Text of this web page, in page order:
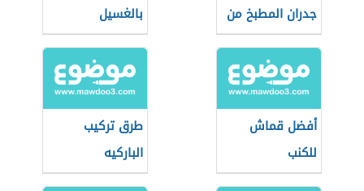
جدران المطبخ من
الدهون
بالغسيل
أفضل قماش
للكنب
طرق تركيب
الباركيه